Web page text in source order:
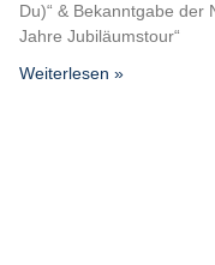
Du)“ & Bekanntgabe der
Jahre Jubiläumstour“
Weiterlesen »